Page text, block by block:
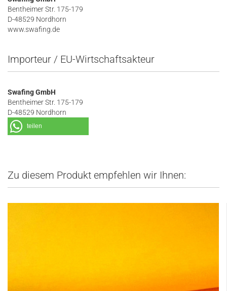
Bentheimer Str. 175-179
D-48529 Nordhorn
www.swafing.de
Importeur / EU-Wirtschaftsakteur
Swafing GmbH
Bentheimer Str. 175-179
D-48529 Nordhorn
teilen
Zu diesem Produkt empfehlen wir Ihnen: